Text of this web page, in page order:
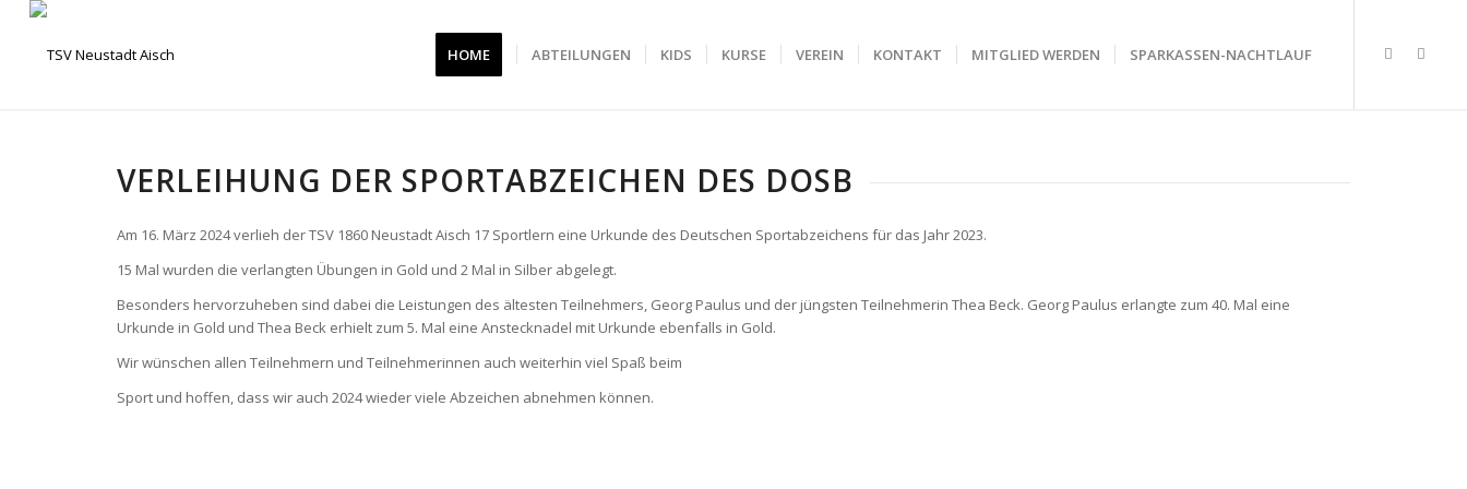
HOME ABTEILUNGEN KIDS KURSE VEREIN KONTAKT MITGLIED WERDEN SPARKASSEN-NACHTLAUF
VERLEIHUNG DER SPORTABZEICHEN DES DOSB
Am 16. März 2024 verlieh der TSV 1860 Neustadt Aisch 17 Sportlern eine Urkunde des Deutschen Sportabzeichens für das Jahr 2023.
15 Mal wurden die verlangten Übungen in Gold und 2 Mal in Silber abgelegt.
Besonders hervorzuheben sind dabei die Leistungen des ältesten Teilnehmers, Georg Paulus und der jüngsten Teilnehmerin Thea Beck. Georg Paulus erlangte zum 40. Mal eine
Urkunde in Gold und Thea Beck erhielt zum 5. Mal eine Anstecknadel mit Urkunde ebenfalls in Gold.
Wir wünschen allen Teilnehmern und Teilnehmerinnen auch weiterhin viel Spaß beim
Sport und hoffen, dass wir auch 2024 wieder viele Abzeichen abnehmen können.